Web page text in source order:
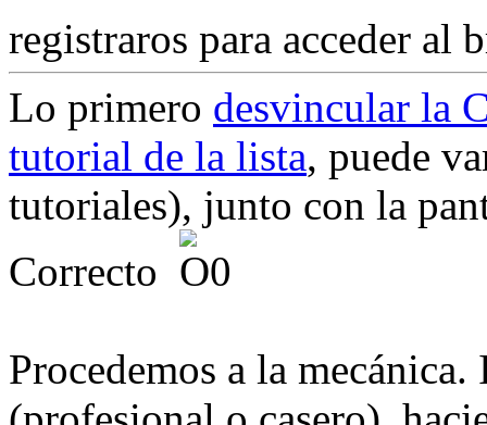
registraros para acceder
Lo primero desvincular la
tutorial de la lista, puede
tutoriales), junto con la
Correcto
Procedemos a la